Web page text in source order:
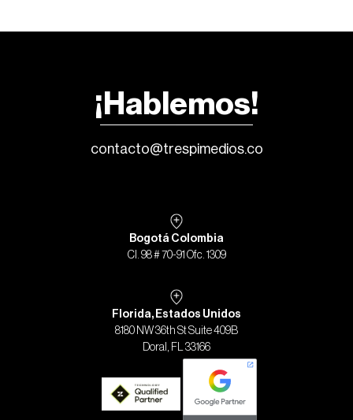
¡Hablemos!
contacto@trespimedios.co
Bogotá Colombia
Cl. 98 # 70-91 Ofc. 1309
Florida, Estados Unidos
8180 NW 36th St Suite 409B
Doral, FL 33166